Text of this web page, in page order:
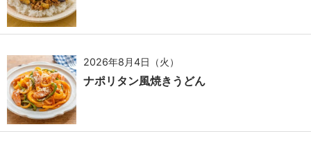
2026年8月4日（火）
ナポリタン風焼きうどん